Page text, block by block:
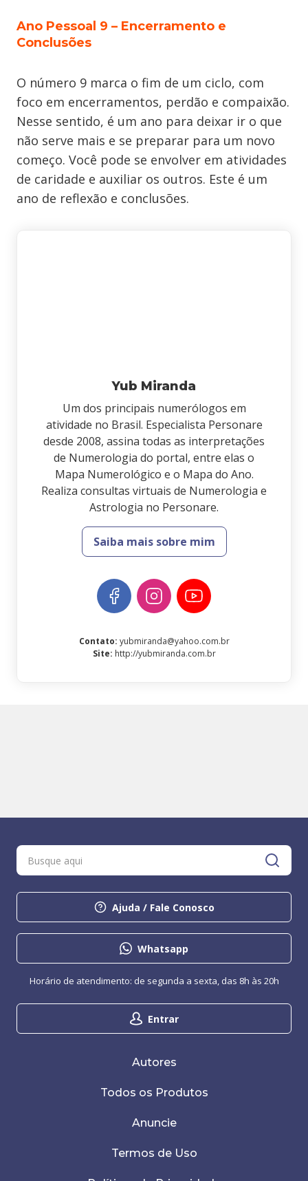
Ano Pessoal 9 – Encerramento e
Conclusões
O número 9 marca o fim de um ciclo, com
foco em encerramentos, perdão e compaixão.
Nesse sentido, é um ano para deixar ir o que
não serve mais e se preparar para um novo
começo. Você pode se envolver em atividades
de caridade e auxiliar os outros. Este é um
ano de reflexão e conclusões.
Yub Miranda
Um dos principais numerólogos em
atividade no Brasil. Especialista Personare
desde 2008, assina todas as interpretações
de Numerologia do portal, entre elas o
Mapa Numerológico e o Mapa do Ano.
Realiza consultas virtuais de Numerologia e
Astrologia no Personare.
Saiba mais sobre mim
Contato: yubmiranda@yahoo.com.br
Site: http://yubmiranda.com.br
Ajuda / Fale Conosco
Whatsapp
Entrar
Horário de atendimento: de segunda a sexta, das 8h às 20h
Autores
Todos os Produtos
Anuncie
Termos de Uso